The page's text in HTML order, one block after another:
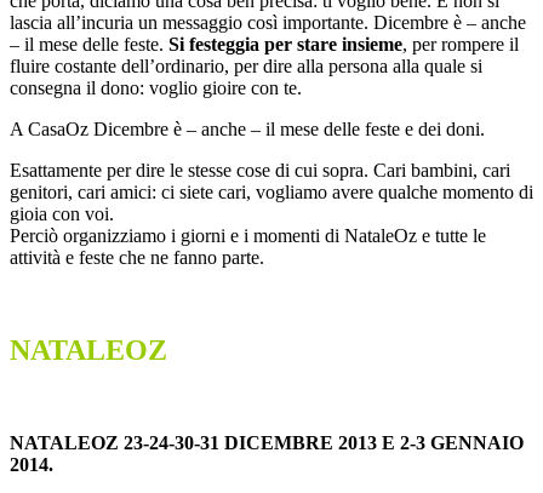
lascia all’incuria un messaggio così importante. Dicembre è – anche
– il mese delle feste. Si festeggia per stare insieme, per rompere il
fluire costante dell’ordinario, per dire alla persona alla quale si
consegna il dono: voglio gioire con te.
A CasaOz Dicembre è – anche – il mese delle feste e dei doni.
Esattamente per dire le stesse cose di cui sopra. Cari bambini, cari
genitori, cari amici: ci siete cari, vogliamo avere qualche momento di
gioia con voi.
Perciò organizziamo i giorni e i momenti di NataleOz e tutte le
attività e feste che ne fanno parte.
NATALEOZ
NATALEOZ 23-24-30-31 DICEMBRE 2013 E 2-3 GENNAIO
2014.